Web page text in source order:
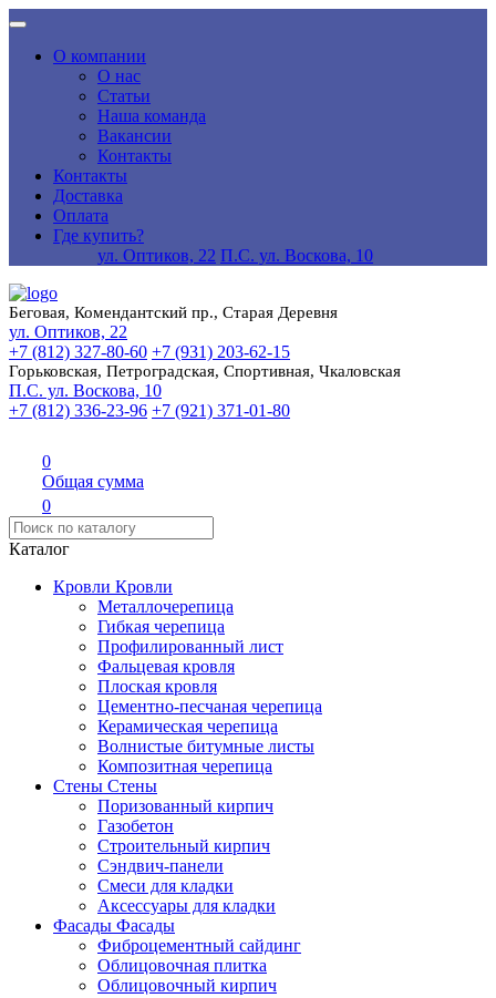
О компании
О нас
Статьи
Наша команда
Вакансии
Контакты
Контакты
Доставка
Оплата
Где купить?
ул. Оптиков, 22 П.С. ул. Воскова, 10
Беговая, Комендантский пр., Старая Деревня
ул. Оптиков, 22
+7 (812) 327-80-60 +7 (931) 203-62-15
Горьковская, Петроградская, Спортивная, Чкаловская
П.С. ул. Воскова, 10
+7 (812) 336-23-96 +7 (921) 371-01-80
0
Общая сумма
0
Каталог
Кровли Кровли
Металлочерепица
Гибкая черепица
Профилированный лист
Фальцевая кровля
Плоская кровля
Цементно-песчаная черепица
Керамическая черепица
Волнистые битумные листы
Композитная черепица
Стены Стены
Поризованный кирпич
Газобетон
Строительный кирпич
Сэндвич-панели
Смеси для кладки
Аксессуары для кладки
Фасады Фасады
Фиброцементный сайдинг
Облицовочная плитка
Облицовочный кирпич